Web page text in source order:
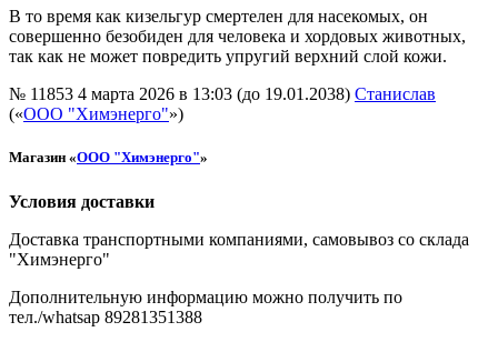
В то время как кизельгур смертелен для насекомых, он
совершенно безобиден для человека и хордовых животных,
так как не может повредить упругий верхний слой кожи.
№ 11853 4 марта 2026 в 13:03 (до 19.01.2038) Станислав
(«ООО "Химэнерго"»)
Магазин «ООО "Химэнерго"»
Условия доставки
Доставка транспортными компаниями, самовывоз со склада
"Химэнерго"
Дополнительную информацию можно получить по
тел./whatsap 89281351388